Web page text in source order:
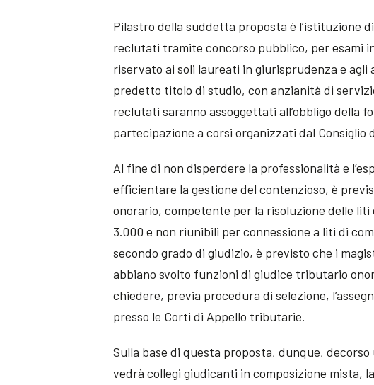
Pilastro della suddetta proposta è l’istituzione
reclutati tramite concorso pubblico, per esami
riservato ai soli laureati in giurisprudenza e
predetto titolo di studio, con anzianità di
reclutati saranno assoggettati all’obbligo della
partecipazione a corsi organizzati dal
Al fine di non disperdere la professionalità e
efficientare la gestione del contenzioso, è
onorario, competente per la risoluzione delle
3.000 e non riunibili per connessione a liti di
secondo grado di giudizio, è previsto che i
abbiano svolto funzioni di giudice tributario
chiedere, previa procedura di selezione,
presso le Corti di Appello tributarie.
Sulla base di questa proposta, dunque,
vedrà collegi giudicanti in composizione mista,